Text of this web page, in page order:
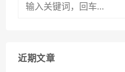
近期文章